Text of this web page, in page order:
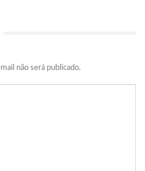
não será publicado.